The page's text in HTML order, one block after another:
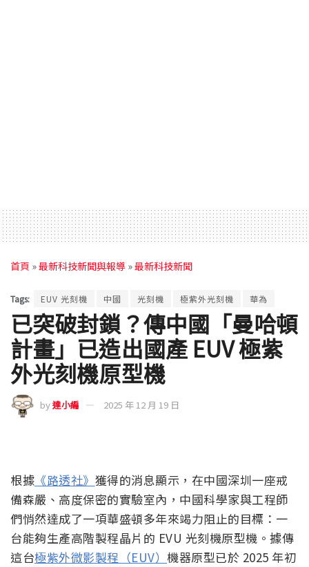
首頁 »最新科技新聞與報導 »最新科技新聞
Tags: EUV 光刻機 中國 光刻機 極紫外光刻機 華為
已突破封鎖？傳中國「曼哈頓
計畫」已造出國產 EUV 極紫
外光刻機原型機
by達小編 2025 年 12 月 19 日
根據 《路透社》 獲得的消息顯示，在中國深圳一座戒
備森嚴、高度保密的實驗室內，中國科學家與工程師
們悄然達成了一項華盛頓多年來竭力阻止的目標：一
台能夠生產高階製程晶片的 EVU 光刻機原型機。據傳
這台極紫外微影製程（EUV） 機器原型已於 2025 年初